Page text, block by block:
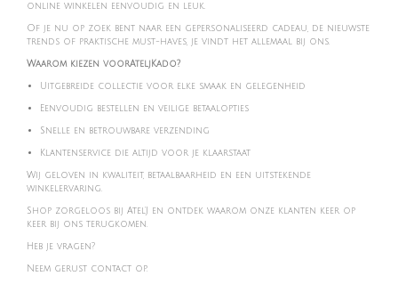
online winkelen eenvoudig en leuk.
Of je nu op zoek bent naar een gepersonaliseerd cadeau, de nieuwste
trends of praktische must-haves, je vindt het allemaal bij ons.
Waarom kiezen voorAteljKado?
Uitgebreide collectie voor elke smaak en gelegenheid
Eenvoudig bestellen en veilige betaalopties
Snelle en betrouwbare verzending
Klantenservice die altijd voor je klaarstaat
Wij geloven in kwaliteit, betaalbaarheid en een uitstekende
winkelervaring.
Shop zorgeloos bij Atel'J en ontdek waarom onze klanten keer op
keer bij ons terugkomen.
Heb je vragen?
Neem gerust contact op.